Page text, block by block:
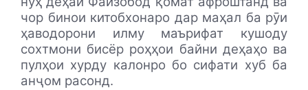
чор бинои китобхонаро дар маҳал ба рӯи
ҳаводорони илму маърифат кушоду
сохтмони бисёр роҳҳои байни деҳаҳо ва
пулҳои хурду калонро бо сифати хуб ба
анҷом расонд.